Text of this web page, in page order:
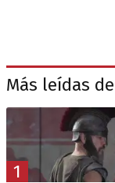
Más leídas
1